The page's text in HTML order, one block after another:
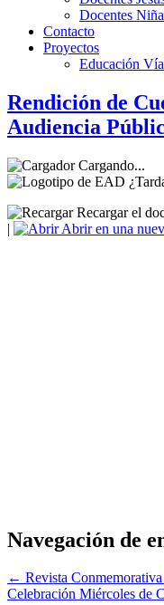
Docentes
Contacto
Proyectos
Educación
Rendición de
Audiencia
Cargando...
Recargar el
|
Abrir en una
Navegación de
← Revista
Celebración Miércoles de